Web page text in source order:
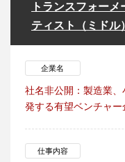
トランスフォー
ティスト（ミドル）
企業名
社名非公開：製造業
発する有望ベンチャー
仕事内容